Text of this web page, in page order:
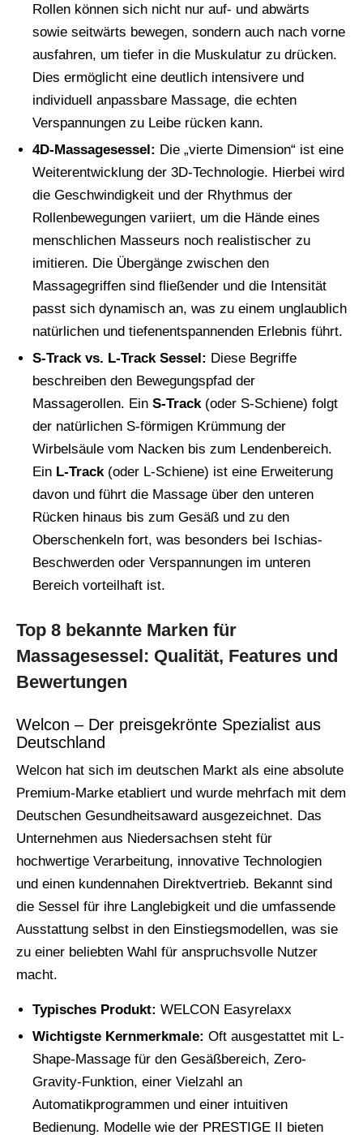
Rollen können sich nicht nur auf- und abwärts
sowie seitwärts bewegen, sondern auch nach vorne
ausfahren, um tiefer in die Muskulatur zu drücken.
Dies ermöglicht eine deutlich intensivere und
individuell anpassbare Massage, die echten
Verspannungen zu Leibe rücken kann.
4D-Massagesessel: Die „vierte Dimension“ ist eine
Weiterentwicklung der 3D-Technologie. Hierbei wird
die Geschwindigkeit und der Rhythmus der
Rollenbewegungen variiert, um die Hände eines
menschlichen Masseurs noch realistischer zu
imitieren. Die Übergänge zwischen den
Massagegriffen sind fließender und die Intensität
passt sich dynamisch an, was zu einem unglaublich
natürlichen und tiefenentspannenden Erlebnis führt.
S-Track vs. L-Track Sessel: Diese Begriffe
beschreiben den Bewegungspfad der
Massagerollen. Ein S-Track (oder S-Schiene) folgt
der natürlichen S-förmigen Krümmung der
Wirbelsäule vom Nacken bis zum Lendenbereich.
Ein L-Track (oder L-Schiene) ist eine Erweiterung
davon und führt die Massage über den unteren
Rücken hinaus bis zum Gesäß und zu den
Oberschenkeln fort, was besonders bei Ischias-
Beschwerden oder Verspannungen im unteren
Bereich vorteilhaft ist.
Top 8 bekannte Marken für
Massagesessel: Qualität, Features und
Bewertungen
Welcon – Der preisgekrönte Spezialist aus
Deutschland
Welcon hat sich im deutschen Markt als eine absolute
Premium-Marke etabliert und wurde mehrfach mit dem
Deutschen Gesundheitsaward ausgezeichnet. Das
Unternehmen aus Niedersachsen steht für
hochwertige Verarbeitung, innovative Technologien
und einen kundennahen Direktvertrieb. Bekannt sind
die Sessel für ihre Langlebigkeit und die umfassende
Ausstattung selbst in den Einstiegsmodellen, was sie
zu einer beliebten Wahl für anspruchsvolle Nutzer
macht.
Typisches Produkt: WELCON Easyrelaxx
Wichtigste Kernmerkmale: Oft ausgestattet mit L-
Shape-Massage für den Gesäßbereich, Zero-
Gravity-Funktion, einer Vielzahl an
Automatikprogrammen und einer intuitiven
Bedienung. Modelle wie der PRESTIGE II bieten